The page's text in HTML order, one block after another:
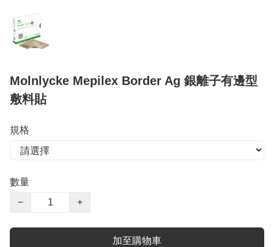
Molnlycke Mepilex Border Ag 銀離子有邊型
敷料貼
規格
數量
−
+
加至購物車